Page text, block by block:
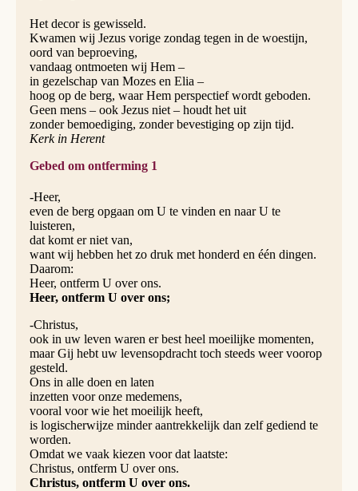
Het decor is gewisseld.
Kwamen wij Jezus vorige zondag tegen in de woestijn,
oord van beproeving,
vandaag ontmoeten wij Hem –
in gezelschap van Mozes en Elia –
hoog op de berg, waar Hem perspectief wordt geboden.
Geen mens – ook Jezus niet – houdt het uit
zonder bemoediging, zonder bevestiging op zijn tijd.
Kerk in Herent
Gebed om ontferming 1
-Heer,
even de berg opgaan om U te vinden en naar U te
luisteren,
dat komt er niet van,
want wij hebben het zo druk met honderd en één dingen.
Daarom:
Heer, ontferm U over ons.
Heer, ontferm U over ons;
-Christus,
ook in uw leven waren er best heel moeilijke momenten,
maar Gij hebt uw levensopdracht toch steeds weer voorop
gesteld.
Ons in alle doen en laten
inzetten voor onze medemens,
vooral voor wie het moeilijk heeft,
is logischerwijze minder aantrekkelijk dan zelf gediend te
worden.
Omdat we vaak kiezen voor dat laatste:
Christus, ontferm U over ons.
Christus, ontferm U over ons.